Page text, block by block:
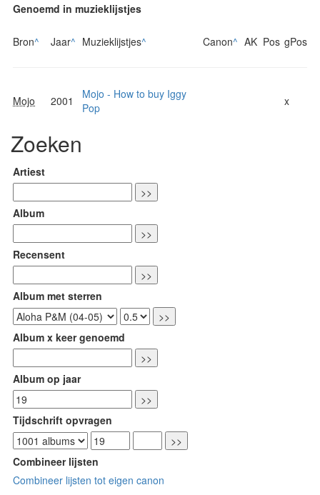
Genoemd in muzieklijstjes
Bron^ Jaar^ Muzieklijstjes^ Canon^ AK Pos gPos
Mojo 2001
Mojo - How to buy Iggy
Pop
x
Zoeken
Artiest
Album
Recensent
Album met sterren
Album x keer genoemd
Album op jaar
Tijdschrift opvragen
Combineer lijsten
Combineer lijsten tot eigen canon